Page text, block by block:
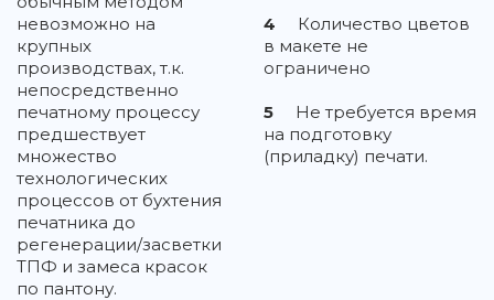
невозможно на
крупных
производствах, т.к.
непосредственно
печатному процессу
предшествует
множество
технологических
процессов от бухтения
печатника до
регенерации/засветки
ТПФ и замеса красок
по пантону.
4
Количество цветов
в макете не
ограничено
5
Не требуется время
на подготовку
(приладку) печати.